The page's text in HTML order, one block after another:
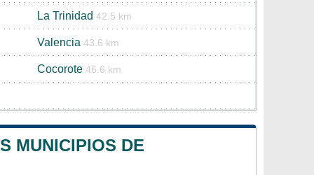
La Trinidad 42.5 km
Valencia 43.6 km
Cocorote 46.6 km
MUNICIPIOS DE